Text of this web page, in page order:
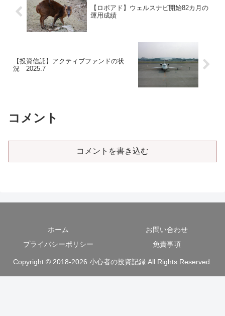
【ロボアド】ウェルスナビ開始82カ月の
運用成績
【投資信託】アクティブファンドの状
況 2025.7
コメント
コメントを書き込む
ホーム
お問い合わせ
プライバシーポリシー
免責事項
Copyright © 2018-2026 小心者の投資記録 All Rights Reserved.